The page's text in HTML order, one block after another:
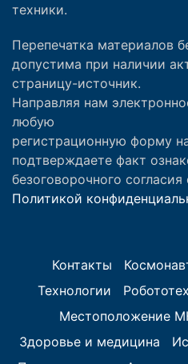
техники.
Перепечатка материалов
допустима при наличии
страницу-источник.
Направляя нам
любую
регистрационную форму
подтверждаете факт
безоговорочного
Политикой
Контакты
Технологии
Местоположение
Здоровье и медицина